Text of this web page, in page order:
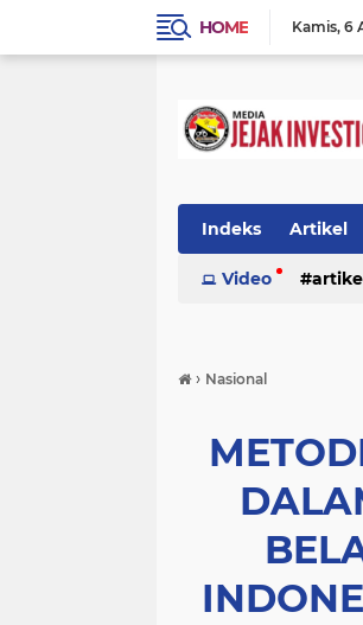
HOME Kamis 6
Indeks Artikel
Prestasi
Video
› Nasional